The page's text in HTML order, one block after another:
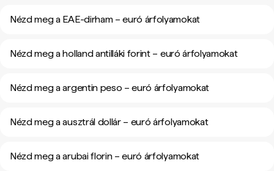
Nézd meg a EAE-dirham – euró árfolyamokat
Nézd meg a holland antilláki forint – euró árfolyamokat
Nézd meg a argentin peso – euró árfolyamokat
Nézd meg a ausztrál dollár – euró árfolyamokat
Nézd meg a arubai florin – euró árfolyamokat